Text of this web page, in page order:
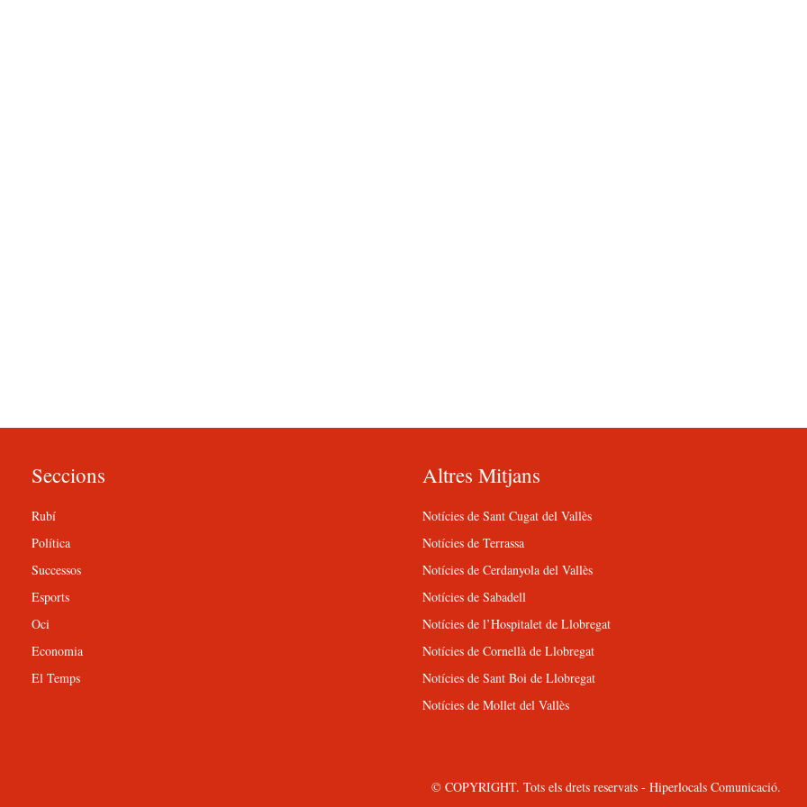
Seccions
Rubí
Política
Successos
Esports
Oci
Economia
El Temps
Altres Mitjans
Notícies de Sant Cugat del Vallès
Notícies de Terrassa
Notícies de Cerdanyola del Vallès
Notícies de Sabadell
Notícies de l’Hospitalet de Llobregat
Notícies de Cornellà de Llobregat
Notícies de Sant Boi de Llobregat
Notícies de Mollet del Vallès
© COPYRIGHT. Tots els drets reservats - Hiperlocals Comunicació.